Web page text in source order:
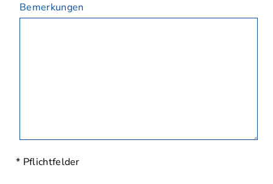
Bemerkungen
* Pflichtfelder